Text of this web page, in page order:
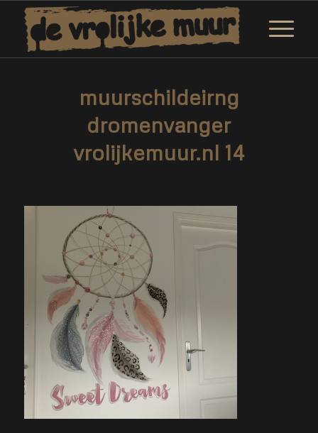
muurschildeirng
dromenvanger
vrolijkemuur.nl 14